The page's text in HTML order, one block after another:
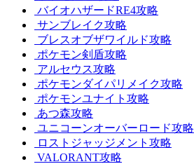
バイオハザードRE4攻略
サンブレイク攻略
ブレスオブザワイルド攻略
ポケモン剣盾攻略
アルセウス攻略
ポケモンダイパリメイク攻略
ポケモンユナイト攻略
あつ森攻略
ユニコーンオーバーロード攻略
ロストジャッジメント攻略
VALORANT攻略